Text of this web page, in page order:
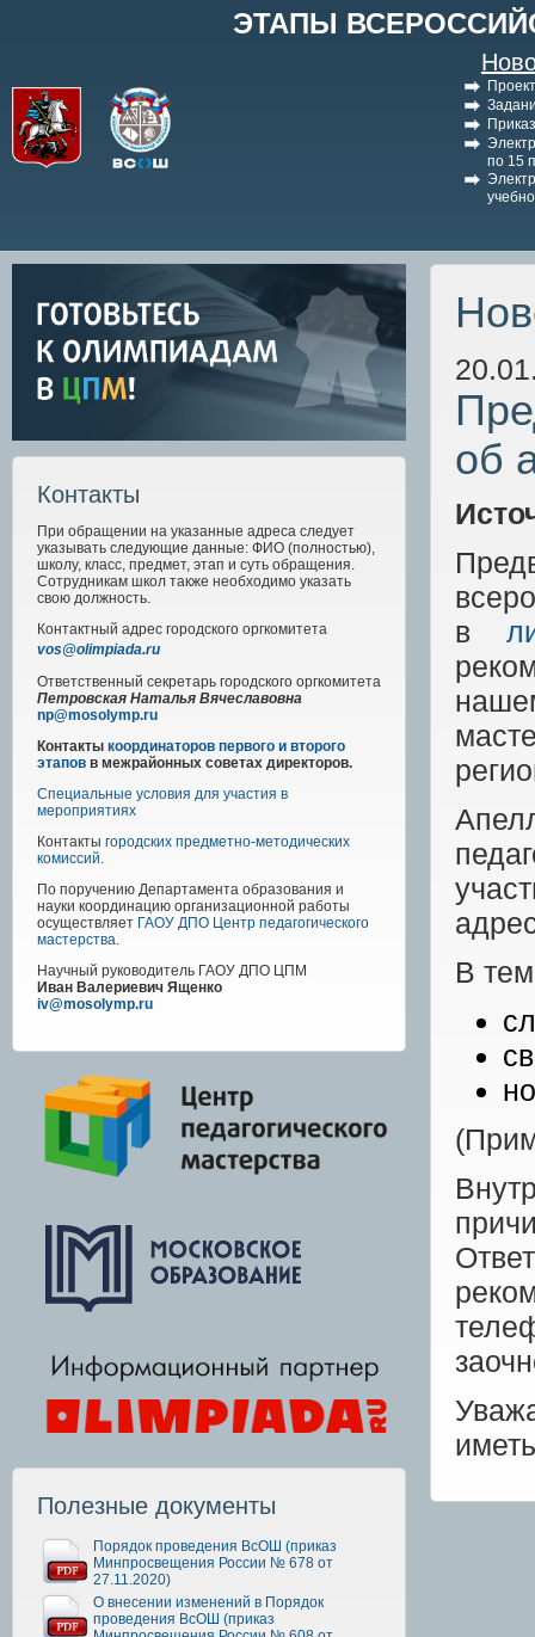
ЭТАПЫ
по 15
Контакты
При обращении на указанные адреса следует
указывать следующие данные: ФИО (полностью),
школу, класс, предмет, этап и суть обращения.
Сотрудникам школ также необходимо указать
свою должность.
Контактный адрес городского оргкомитета
vos@olimpiada.ru
Ответственный секретарь городского оргкомитета
Петровская Наталья Вячеславовна
np@mosolymp.ru
Контакты координаторов первого и второго
этапов в межрайонных советах директоров.
Специальные условия для участия в
мероприятиях
Контакты городских предметно-методических
комиссий.
По поручению Департамента образования и
науки координацию организационной работы
осуществляет ГАОУ ДПО Центр педагогического
мастерства.
Научный руководитель ГАОУ ДПО ЦПМ
Иван Валериевич Ященко
iv@mosolymp.ru
Полезные документы
Порядок проведения ВсОШ (приказ
Минпросвещения России № 678 от
27.11.2020)
О внесении изменений в Порядок
проведения ВсОШ (приказ
об
в
В